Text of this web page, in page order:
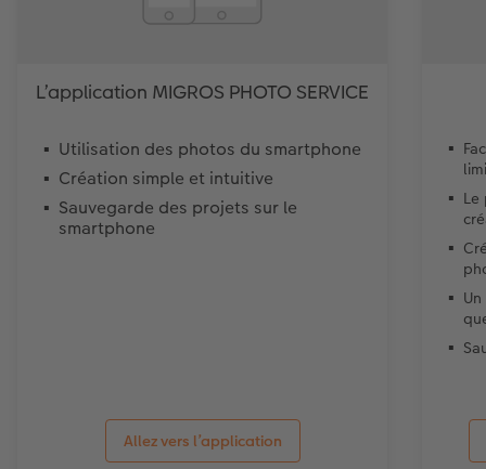
L’application MIGROS PHOTO SERVICE
Utilisation des photos du smartphone
Création simple et intuitive
Sauvegarde des projets sur le
smartphone
Allez vers l’application
Le